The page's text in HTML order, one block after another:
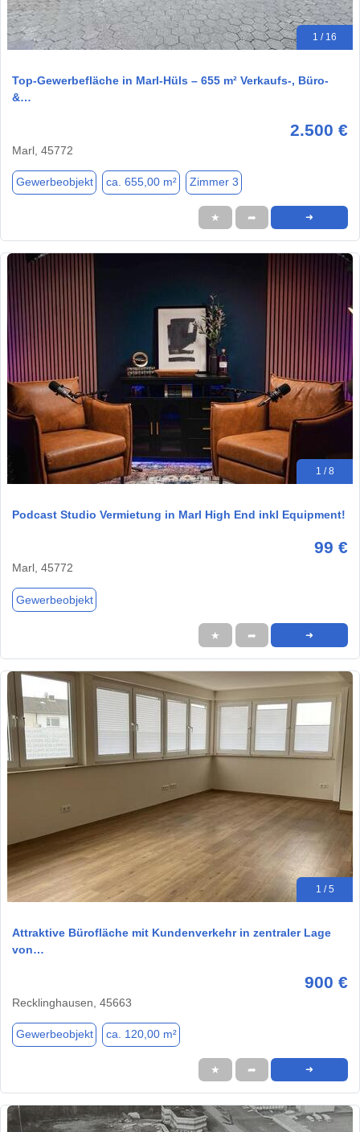
1 / 16
Top-Gewerbefläche in Marl-Hüls – 655 m² Verkaufs-, Büro-
&…
2.500 €
Marl, 45772
Gewerbeobjekt ca. 655,00 m² Zimmer 3
★ ➦ ➜
1 / 8
Podcast Studio Vermietung in Marl High End inkl Equipment!
99 €
Marl, 45772
Gewerbeobjekt
★ ➦ ➜
1 / 5
Attraktive Bürofläche mit Kundenverkehr in zentraler Lage
von…
900 €
Recklinghausen, 45663
Gewerbeobjekt ca. 120,00 m²
★ ➦ ➜